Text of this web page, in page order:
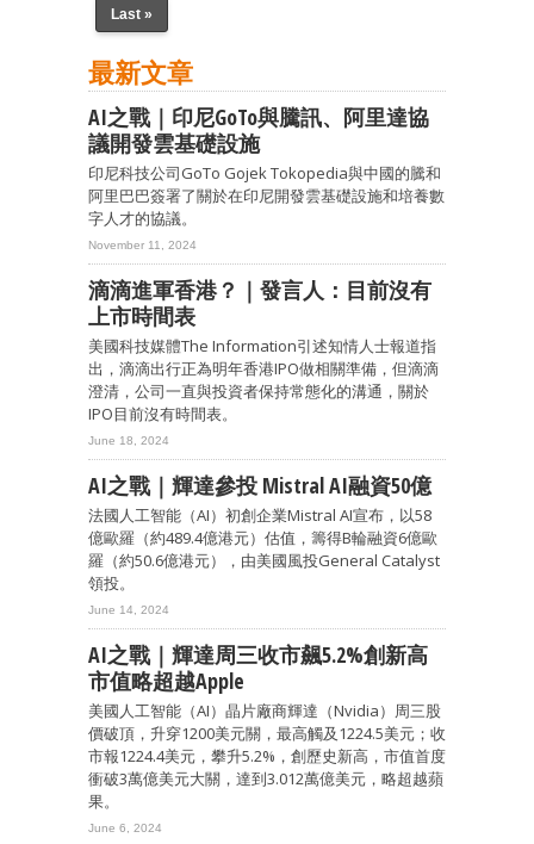
Last »
最新文章
AI之戰｜印尼GoTo與騰訊、阿里達協
議開發雲基礎設施
印尼科技公司GoTo Gojek Tokopedia與中國的騰和
阿里巴巴簽署了關於在印尼開發雲基礎設施和培養數
字人才的協議。
November 11, 2024
滴滴進軍香港？｜發言人：目前沒有
上市時間表
美國科技媒體The Information引述知情人士報道指
出，滴滴出行正為明年香港IPO做相關準備，但滴滴
澄清，公司一直與投資者保持常態化的溝通，關於
IPO目前沒有時間表。
June 18, 2024
AI之戰｜輝達參投 Mistral AI融資50億
法國人工智能（AI）初創企業Mistral AI宣布，以58
億歐羅（約489.4億港元）估值，籌得B輪融資6億歐
羅（約50.6億港元），由美國風投General Catalyst
領投。
June 14, 2024
AI之戰｜輝達周三收市飆5.2%創新高
市值略超越Apple
美國人工智能（AI）晶片廠商輝達（Nvidia）周三股
價破頂，升穿1200美元關，最高觸及1224.5美元；收
市報1224.4美元，攀升5.2%，創歷史新高，市值首度
衝破3萬億美元大關，達到3.012萬億美元，略超越蘋
果。
June 6, 2024